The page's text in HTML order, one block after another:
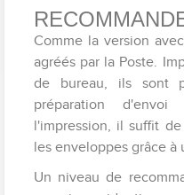
Comme la version
agréés par la Poste.
de bureau, ils sont
préparation d'envoi
l'impression, il suffit
les enveloppes grâce à
Un niveau de